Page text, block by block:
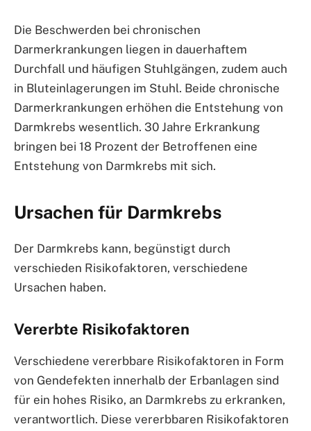
Die Beschwerden bei chronischen
Darmerkrankungen liegen in dauerhaftem
Durchfall und häufigen Stuhlgängen, zudem auch
in Bluteinlagerungen im Stuhl. Beide chronische
Darmerkrankungen erhöhen die Entstehung von
Darmkrebs wesentlich. 30 Jahre Erkrankung
bringen bei 18 Prozent der Betroffenen eine
Entstehung von Darmkrebs mit sich.
Ursachen für Darmkrebs
Der Darmkrebs kann, begünstigt durch
verschieden Risikofaktoren, verschiedene
Ursachen haben.
Vererbte Risikofaktoren
Verschiedene vererbbare Risikofaktoren in Form
von Gendefekten innerhalb der Erbanlagen sind
für ein hohes Risiko, an Darmkrebs zu erkranken,
verantwortlich. Diese vererbbaren Risikofaktoren